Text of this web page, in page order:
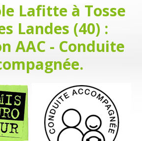
Lafitte à Tosse
Landes (40) :
AAC - Conduite